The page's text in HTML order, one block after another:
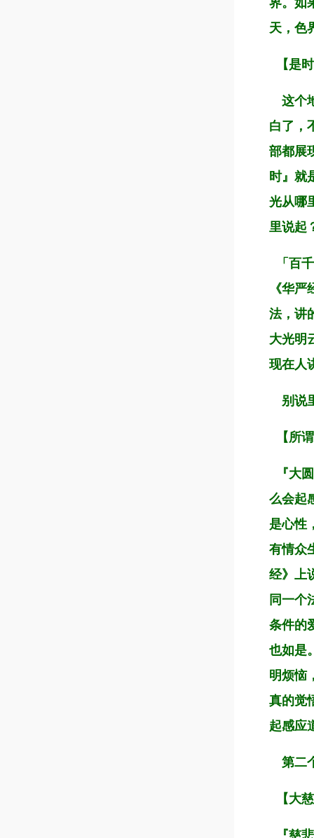
界。如
天，色
【是
这个
白了，
部都展
时』就
光从哪
里说起
「百
《华
法，讲
大光明
现在人
别说
【所
『大
么会起
是心性
有情众
经》上
同一个
条件的
也如是
明烦恼
真的觉
起感应
第二
【大
『慈